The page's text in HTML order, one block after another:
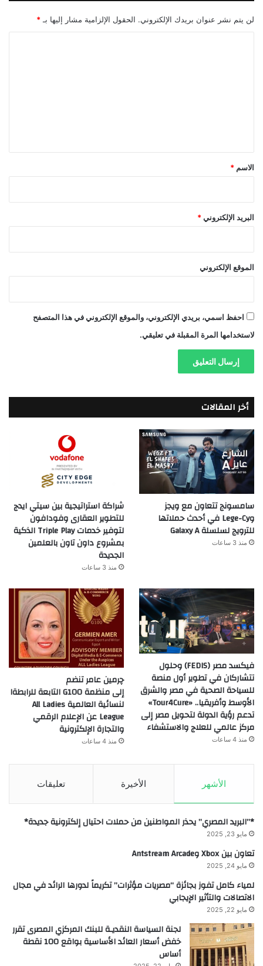
لن يتم نشر عنوان بريدك الإلكتروني. الحقول الإلزامية مشار إليها بـ *
*
الاسم *
البريد الإلكتروني *
الموقع الإلكتروني
احفظ اسمي، بريدي الإلكتروني، والموقع الإلكتروني في هذا المتصفح
لاستخدامها المرة المقبلة في تعليقي.
أخر المقالات
سامسونج تتعاون مع ويجز
وLege-Cy في أحدث حملاتها
للترويج لسلسلة Galaxy A
منذ 3 ساعات
شراكة استراتيجية بين سيتي ايدج
للتطوير العقارى وفودافون
لتوفير خدمات Triple Play الذكية
بمشروع داون تاون بالعلمين
الجديدة
منذ 3 ساعات
فيكسد مصر (FEDIS) وحلول
تتشاركان في تطوير أول منصة
للسياحة الصحية في مصر والشرق
الأوسط وأفريقيا.. «Tour4Cure»
تدعم رؤية الدولة لتحويل مصر إلى
مركز عالمي للعلاج والاستشفاء
منذ 4 ساعات
چرمين عامر تنضم
إلى منظمة G100 التابعة للرابطةا
لنسائية العالمية All Ladies
League عن الإعلام الرقمي
والتجارة الإلكترونية
منذ 4 ساعات
الأشهر الأخيرة تعليقات
*”البريد المصري” يحذر المواطنين من حملات احتيال إلكترونية جديدة*
مايو 23, 2025
تعاون بين Xbox وAntstream Arcade
مايو 24, 2025
لمياء كامل تفوز بجائزة “مصريات مؤثرات” تكريماً لدورها الرائد في مجال
الاتصالات والتأثير الإيجابي
مايو 22, 2025
لجنة السياسة النقديـة للبنك المركزي المصرى تقرر
خفض أسعار العائد الأساسية بواقع 100 نقطة
أساس